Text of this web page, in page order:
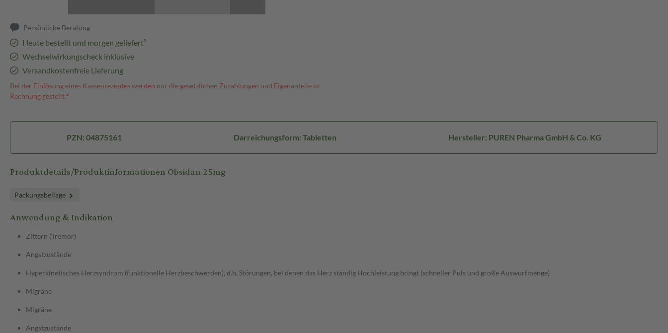
Persönliche Beratung
Heute bestellt und morgen geliefert³
Wechselwirkungscheck inklusive
Versandkostenfreie Lieferung
Bei der Einlösung eines Kassenrezeptes werden nur die gesetzlichen Zuzahlungen und Eigenanteile in
Rechnung gestellt.⁴
PZN: 04875161 Darreichungsform: Tabletten Hersteller: PUREN Pharma GmbH & Co. KG
Produktdetails/Produktinformationen Obsidan 25mg
Packungsbeilage
Anwendung & Indikation
Zittern (Tremor)
Angstzustände
Hyperkinetisches Herzsyndrom (funktionelle Herzbeschwerden), d.h. Störungen, bei denen das Herz ständig Hochleistung bringt (schneller Puls und große Auswurfmenge)
Migräne
Migräne
Angstzustände